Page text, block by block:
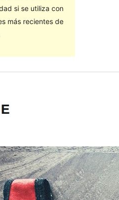
si se utiliza con
más recientes de